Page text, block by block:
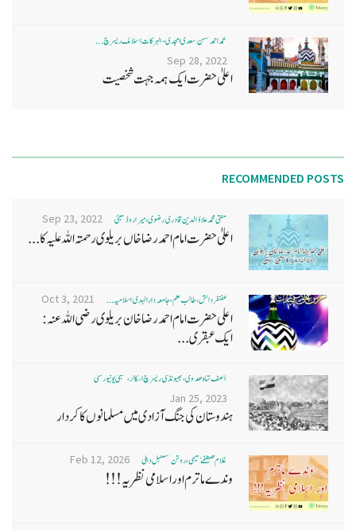
محمد احمد حسن سعدی امجدی - البرکات اسلامک ریسرچ ...
Sep 28, 2022
اعلیٰ حضرت ایک ہمہ جہت شخصیت
RECOMMENDED POSTS
مفتی محمد علاؤ الدین قادری رضوی ، میرا روڈ ممبئی Sep 23, 2022
اعلیٰ حضرت امام احمد رضا خاں بر یلو ی رحمتہ اللہ علیہ کا...
غضنفر دانش، طالب علم، جامعہ دارالہدی اسلامیہ ... Oct 3, 2021
اعلی حضرت امام احمد رضا خان بریلوی رضی اللہ عنہ:
ایک عبقری...
آصف شاہ ھدوی، بھیونڈی ریسرچ اسکالر، ممبئی یونیورسٹی
Jan 25, 2023
ہندوستان کی جنگ آزادی میں مسلمانوں کا کردار
غلام مصطفےٰ نعیمی، روشن مستقبل دہلی Feb 12, 2026
وندے ماترم اور اسلامی نظریہ!!!